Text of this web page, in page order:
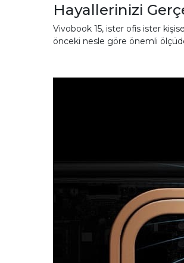
Hayallerinizi
Vivobook 15, ister ofis ister
önceki nesle göre önemli ölçüde